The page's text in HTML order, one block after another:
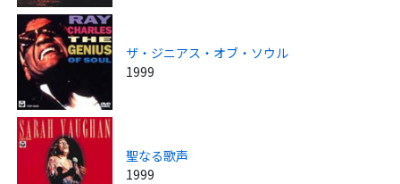
ザ・ジニアス・オブ・ソウル
1999
聖なる歌声
1999